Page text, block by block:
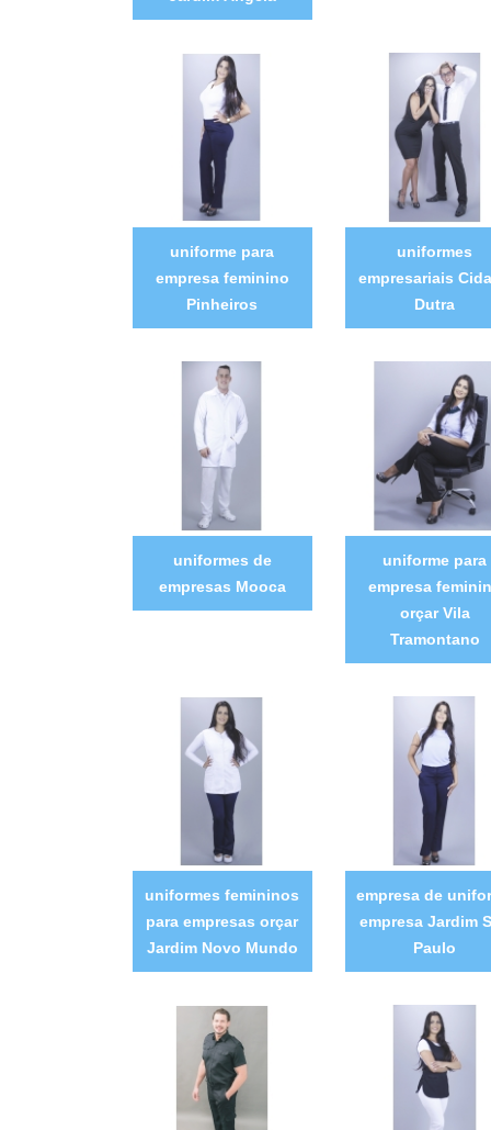
uniforme para
empresa feminino
Pinheiros
uniformes
empresariais
Dutra
uniformes de
empresas Mooca
uniforme para
empresa
orçar Vila
Tramontano
uniformes femininos
para empresas orçar
Jardim Novo Mundo
empresa de
empresa Jardim
Paulo